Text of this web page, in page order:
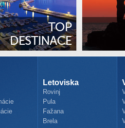
TOP
DESTINACE
Letoviska
Rovinj
Pula
Fažana
Brela